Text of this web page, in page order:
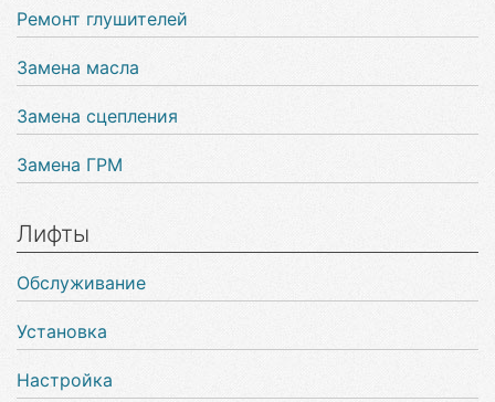
Ремонт глушителей
Замена масла
Замена сцепления
Замена ГРМ
Лифты
Обслуживание
Установка
Настройка